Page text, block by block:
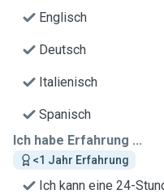
Englisch
Deutsch
Italienisch
Spanisch
Ich habe Erfahrung ...
<1 Jahr Erfahrung
Ich kann eine 24-